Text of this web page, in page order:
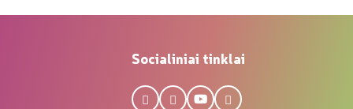
Socialiniai tinklai